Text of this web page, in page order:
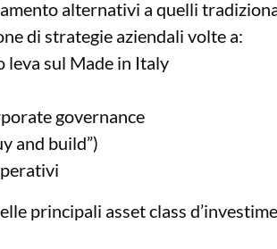
alternativi a quelli
di strategie aziendali volte a:
leva sul Made in Italy
governance
and build”)
principali asset class